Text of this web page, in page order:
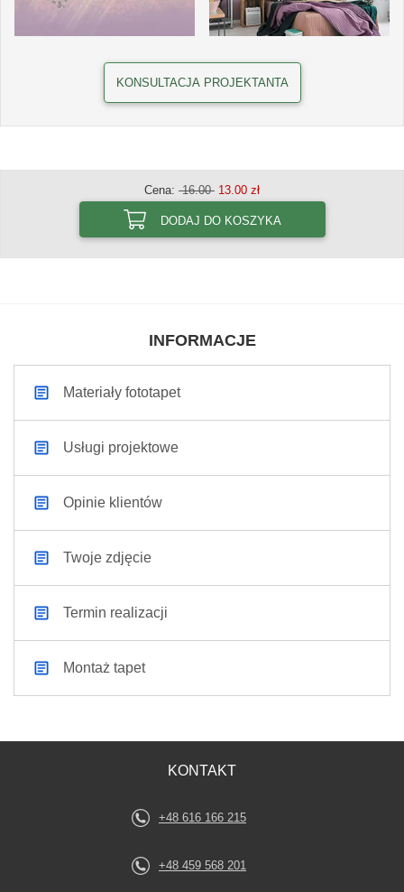
KONSULTACJA PROJEKTANTA
Cena: 16.00 13.00 zł
DODAJ DO KOSZYKA
INFORMACJE
Materiały fototapet
Usługi projektowe
Opinie klientów
Twoje zdjęcie
Termin realizacji
Montaż tapet
KONTAKT
+48 616 166 215
+48 459 568 201